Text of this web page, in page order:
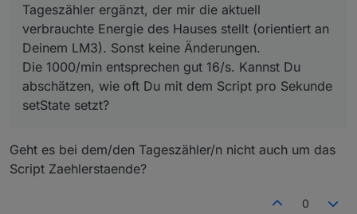
Tageszähler ergänzt, der mir die aktuell
verbrauchte Energie des Hauses stellt (orientiert an
Deinem LM3). Sonst keine Änderungen.
Die 1000/min entsprechen gut 16/s. Kannst Du
abschätzen, wie oft Du mit dem Script pro Sekunde
setState setzt?
Geht es bei dem/den Tageszähler/n nicht auch um das
Script Zaehlerstaende?
0